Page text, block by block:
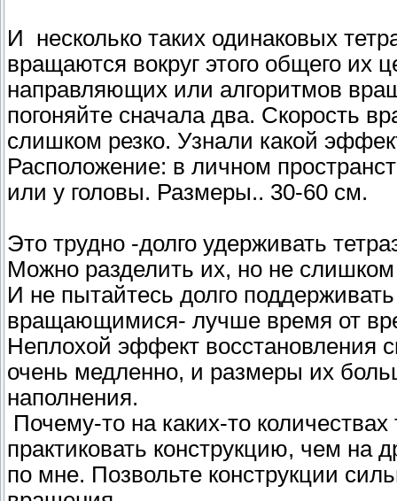
И несколько таких одинаковых
вращаются вокруг этого общего их
направляющих или алгоритмов
погоняйте сначала два. Скорость
слишком резко. Узнали какой
Расположение: в личном
или у головы. Размеры.. 30-60 см.
Это трудно -долго удерживать
Можно разделить их, но не
И не пытайтесь долго
вращающимися- лучше время от
Неплохой эффект восстановления
очень медленно, и размеры их
наполнения.
Почему-то на каких-то
практиковать конструкцию, чем на
по мне. Позвольте конструкции